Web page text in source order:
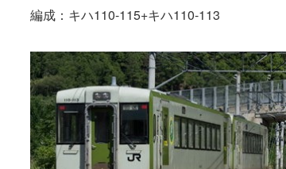
編成：キハ110-115+キハ110-113